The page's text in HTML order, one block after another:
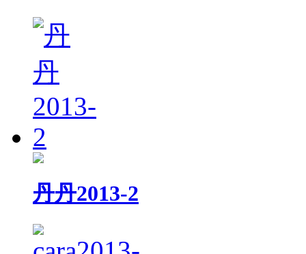
丹丹2013-2